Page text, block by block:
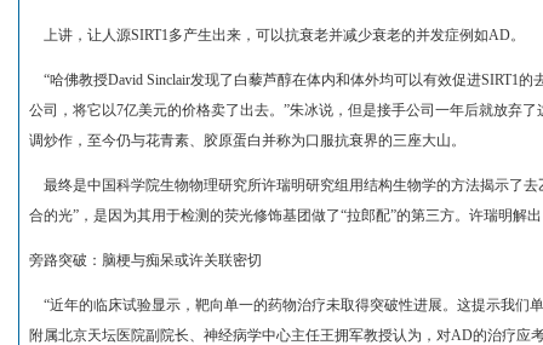
上讲，让人源SIRT1多产生出来，可以抗衰老并减少衰老的并发症例如AD。
“哈佛教授David Sinclair发现了白藜芦醇在体内和体外均可以有效促进SIRT1
公司，将它以7亿美元的价格卖了出去。”朱冰说，但是接手公司一年后就放弃
调炒作，至今仍与花青素、胶原蛋白并称为口服抗衰界的三座大山。
最终是中国科学院生物物理研究所许瑞明研究组用结构生物学的方法揭示了去
合的光”，是因为其用于检测的荧光修饰基团做了“拉郎配”的第三方。许瑞明解
旁路突破：脑梗与痴呆或许关联密切
“近年的临床试验显示，靶向单一的药物治疗未取得突破性进展。这提示我们
附属北京天坛医院副院长、神经病学中心主任王拥军教授认为，对AD的治疗应